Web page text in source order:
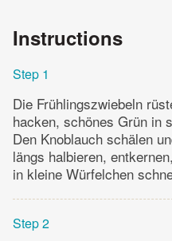
Instructions
Step 1
Die Frühlingszwiebeln
hacken, schönes Grün in
Den Knoblauch schälen
längs halbieren,
in kleine Würfelchen
Step 2